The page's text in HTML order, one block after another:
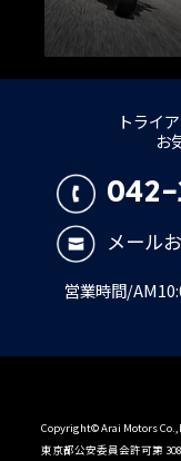
トライ
お
メール
営業時間/
Copyright© Arai Motors
東京都公安委員会許可第